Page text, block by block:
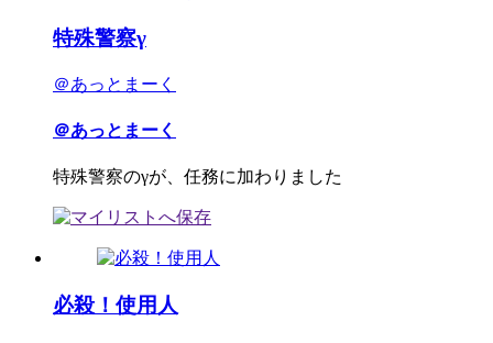
特殊警察γ
＠あっとまーく
＠あっとまーく
特殊警察のγが、任務に加わりました
必殺！使用人